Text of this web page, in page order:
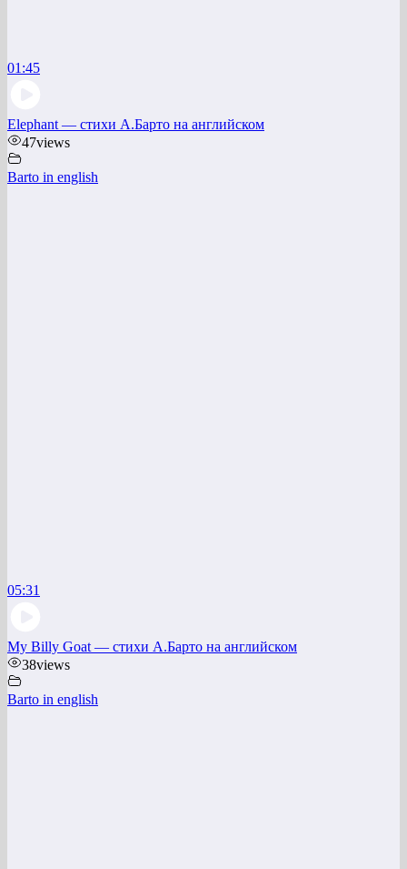
01:45
Elephant — стихи А.Барто на английском
47views
Barto in english
05:31
My Billy Goat — стихи А.Барто на английском
38views
Barto in english